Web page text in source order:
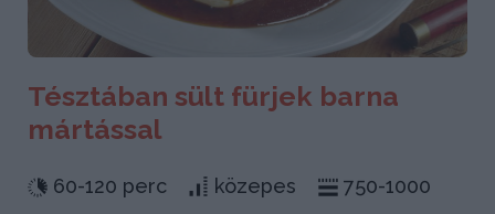
Tésztában sült fürjek barna
mártással
60-120 perc közepes 750-1000